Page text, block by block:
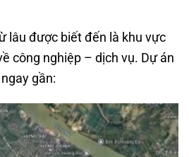
lâu được biết đến là khu vực
công nghiệp – dịch vụ. Dự án
gần: